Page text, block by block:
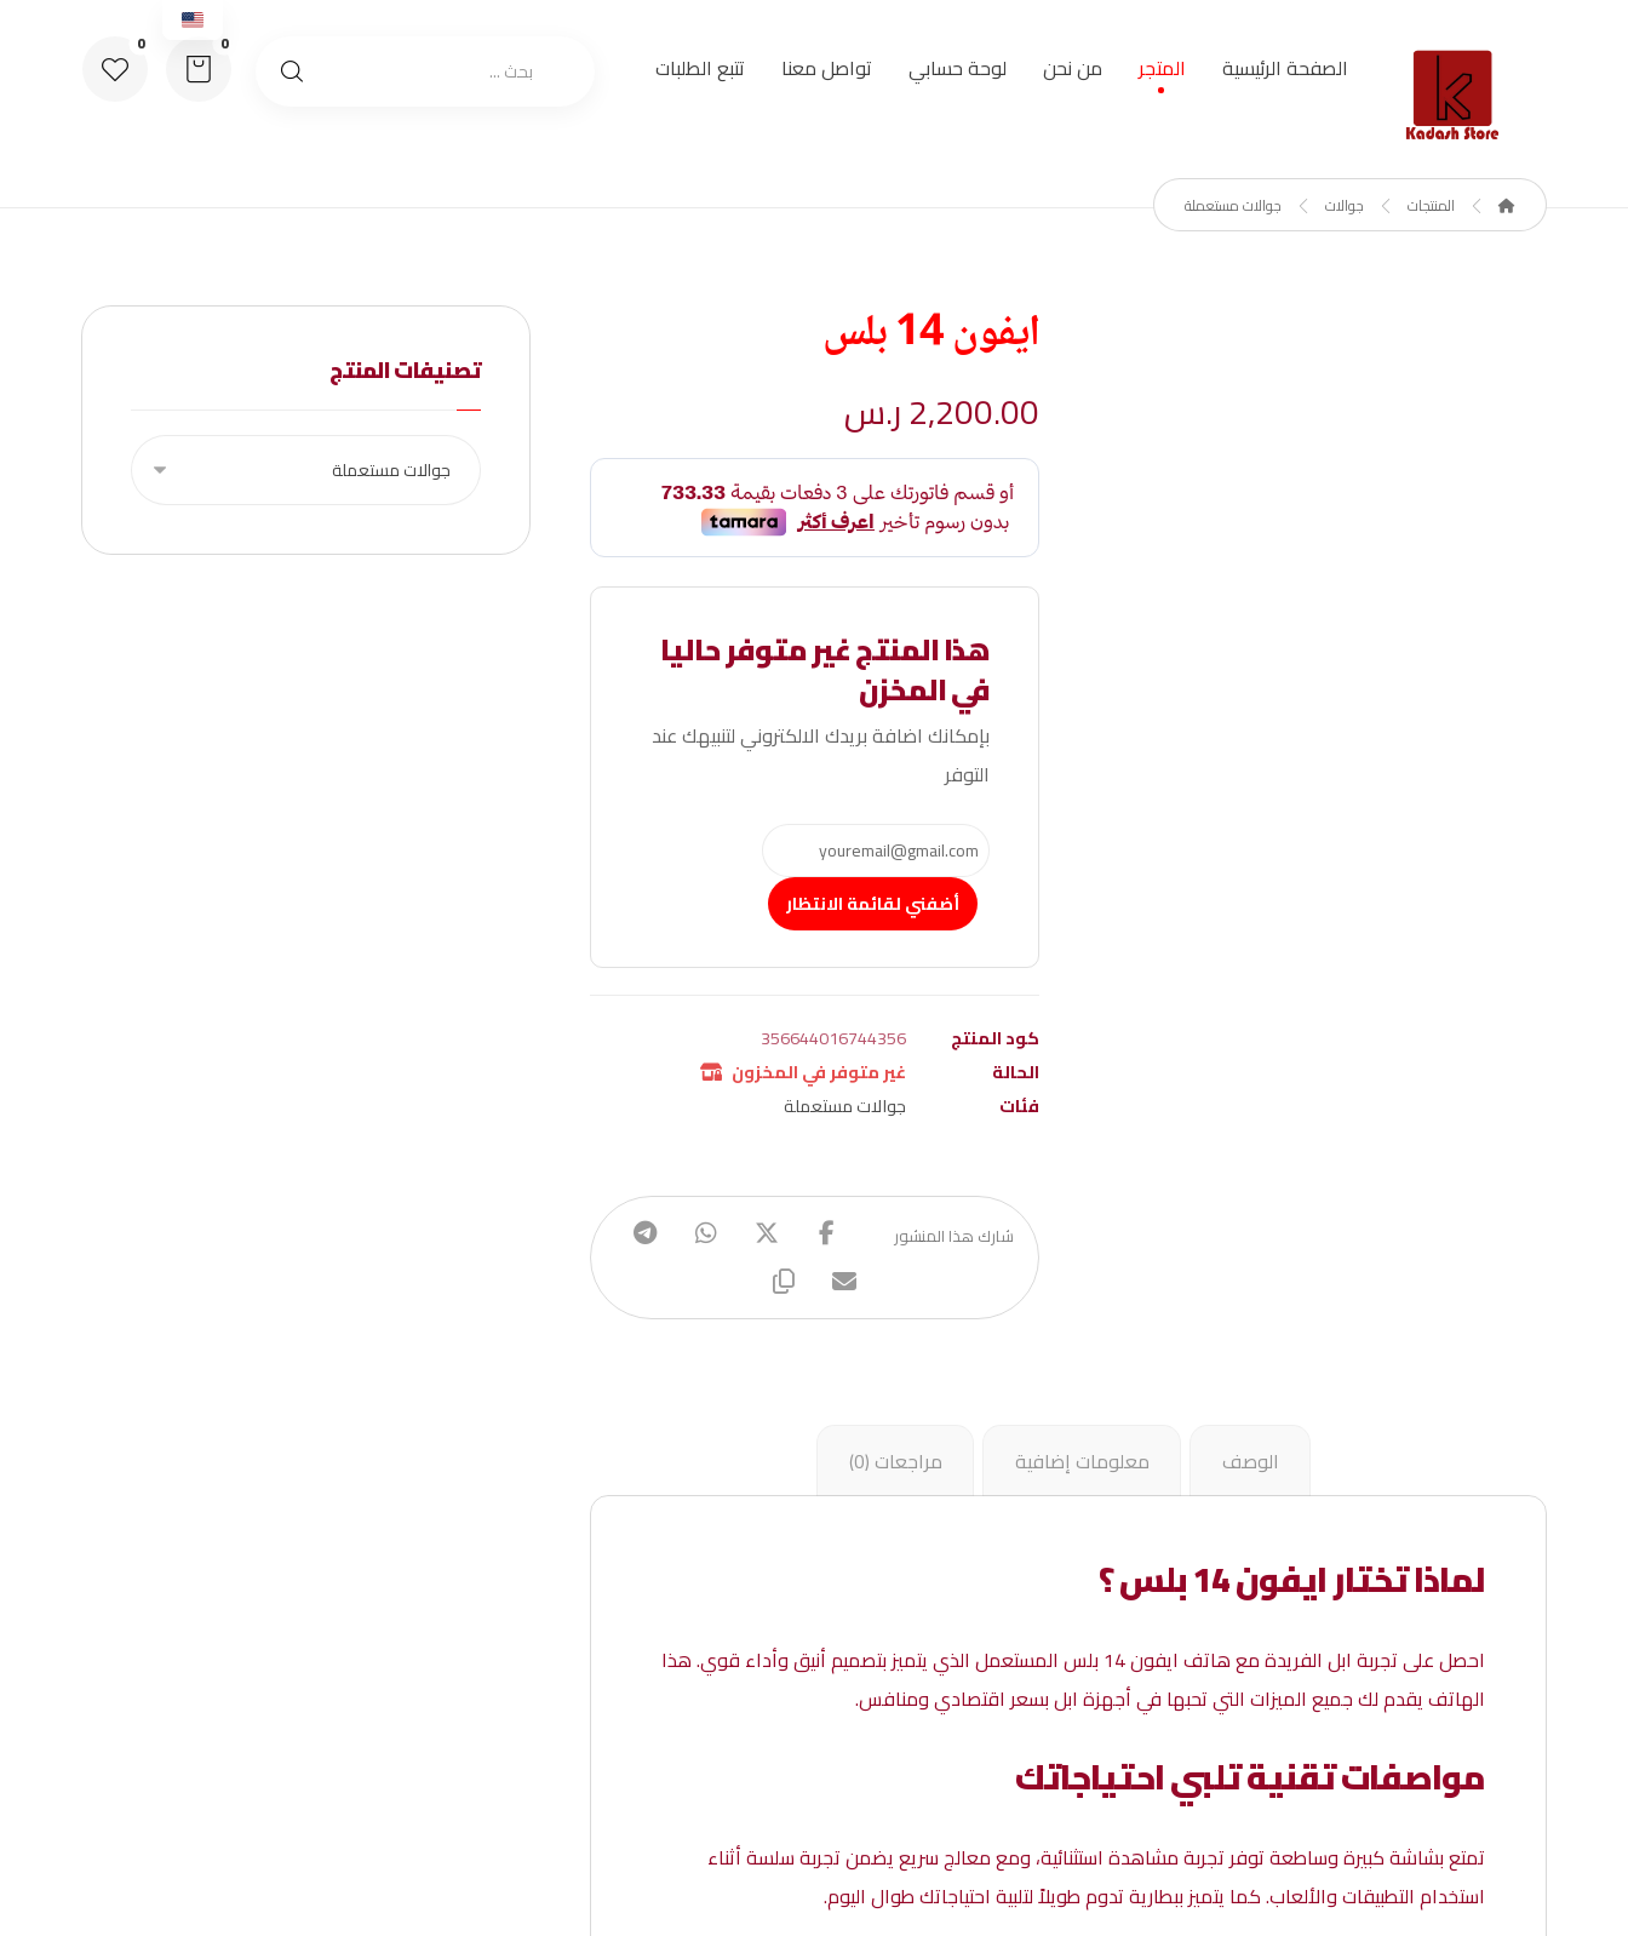
الصفحة الرئيسية المتجر من نحن لوحة حسابي تواصل معنا تتبع الطلبات
المنتجات جوالات جوالات مستعملة
ايفون 14 بلس
2,200.00ر.س
هذا المنتج غير متوفر حاليا
في المخزن
بإمكانك اضافة بريدك الالكتروني لتنبيهك عند
التوفر
أضفني لقائمة الانتظار
كود المنتج
356644016744356
الحالة
غير متوفر في المخزون
فئات
جوالات مستعملة
الوصف معلومات إضافية مراجعات (0)
لماذا تختار ايفون 14 بلس ؟
احصل على تجربة ابل الفريدة مع هاتف ايفون 14 بلس المستعمل الذي يتميز بتصميم أنيق وأداء قوي. هذا
الهاتف يقدم لك جميع الميزات التي تحبها في أجهزة ابل بسعر اقتصادي ومنافس.
مواصفات تقنية تلبي احتياجاتك
تمتع بشاشة كبيرة وساطعة توفر تجربة مشاهدة استثنائية، ومع معالج سريع يضمن تجربة سلسة أثناء
استخدام التطبيقات والألعاب. كما يتميز ببطارية تدوم طويلاً لتلبية احتياجاتك طوال اليوم.
تصنيفات المنتج